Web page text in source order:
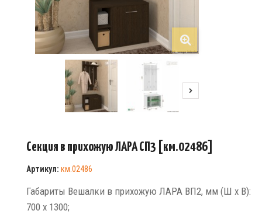
Секция в прихожую ЛАРА СП3 [км.02486]
Артикул: км.02486
Габариты Вешалки в прихожую ЛАРА ВП2, мм (Ш х В):
700 х 1300;